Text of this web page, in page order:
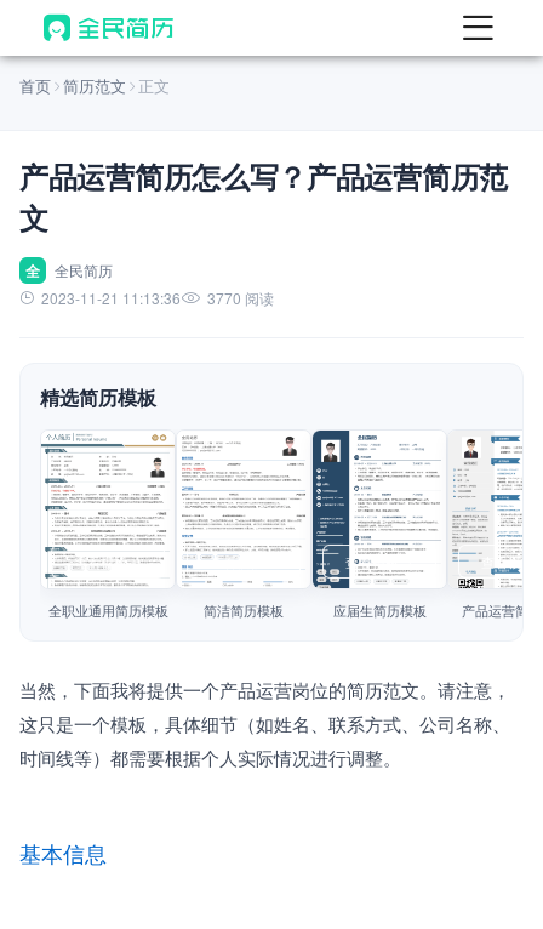
首页
AI 生成简历
AI 翻译简历
AI 诊断简历
面试自我介绍
AI 职场工具 New
简历模板
简历教程
首页 简历范文 正文
产品运营简历怎么写？产品运营简历范
文
全
全民简历
2023-11-21 11:13:36
3770 阅读
精选简历模板
查看模板
全职业通用简历模板
查看模板
简洁简历模板
查看模板
应届生简历模板
查看模板
产品运营简
当然，下面我将提供一个产品运营岗位的简历范文。请注意，
这只是一个模板，具体细节（如姓名、联系方式、公司名称、
时间线等）都需要根据个人实际情况进行调整。
基本信息